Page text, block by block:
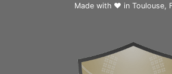
Made with ❤ in Toulouse,